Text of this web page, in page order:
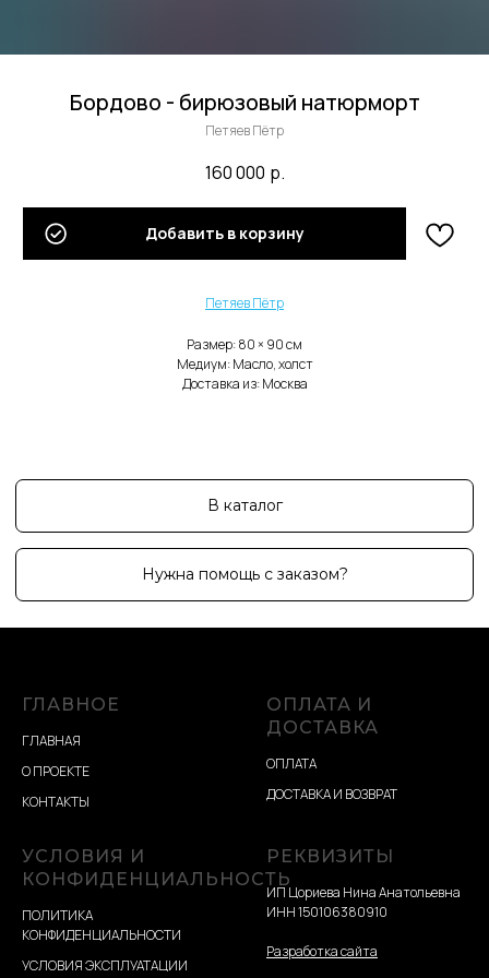
Бордово - бирюзовый натюрморт
Петяев Пётр
160 000 р.
Добавить в корзину
Петяев Пётр
Размер: 80 × 90 cм
Медиум: Масло, холст
Доставка из: Москва
ГЛАВНОЕ
ГЛАВНАЯ
О ПРОЕКТЕ
КОНТАКТЫ
ОПЛАТА И
ДОСТАВКА
ОПЛАТА
ДОСТАВКА И ВОЗВРАТ
УСЛОВИЯ И
КОНФИДЕНЦИАЛЬНОСТЬ
ПОЛИТИКА
КОНФИДЕНЦИАЛЬНОСТИ
УСЛОВИЯ ЭКСПЛУАТАЦИИ
РЕКВИЗИТЫ
ИП Цориева Нина Анатольевна
ИНН 150106380910
Разработка сайта